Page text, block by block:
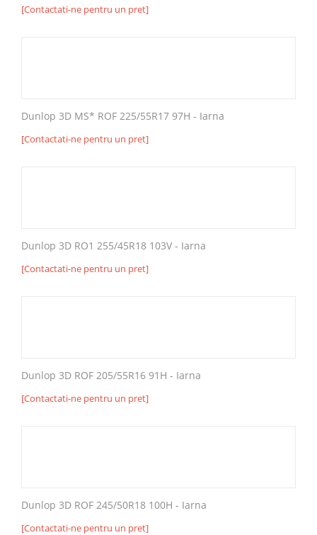
[Contactati-ne pentru un pret]
Dunlop 3D MS* ROF 225/55R17 97H - Iarna
[Contactati-ne pentru un pret]
Dunlop 3D RO1 255/45R18 103V - Iarna
[Contactati-ne pentru un pret]
Dunlop 3D ROF 205/55R16 91H - Iarna
[Contactati-ne pentru un pret]
Dunlop 3D ROF 245/50R18 100H - Iarna
[Contactati-ne pentru un pret]